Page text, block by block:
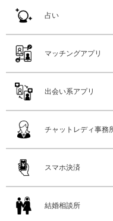
占い
マッチングアプリ
出会い系アプリ
チャットレディ事務
スマホ決済
結婚相談所